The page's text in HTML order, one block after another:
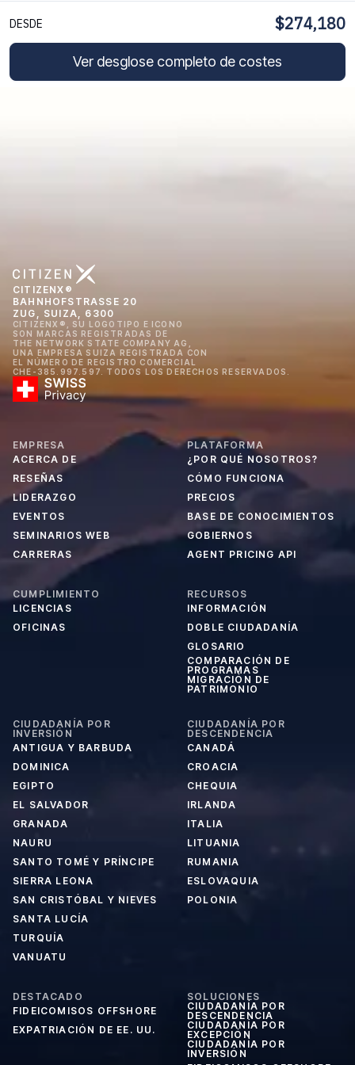
DESDE $274,180
Ver desglose completo de costes
CITIZENX®
BAHNHOFSTRASSE 20
ZUG, SUIZA, 6300
CITIZENX®, SU LOGOTIPO E ICONO
SON MARCAS REGISTRADAS DE
THE NETWORK STATE COMPANY AG,
UNA EMPRESA SUIZA REGISTRADA CON
EL NÚMERO DE REGISTRO COMERCIAL
CHE-385.997.597. TODOS LOS DERECHOS RESERVADOS.
EMPRESA
ACERCA DE
RESEÑAS
LIDERAZGO
EVENTOS
SEMINARIOS WEB
CARRERAS
PLATAFORMA
¿POR QUÉ NOSOTROS?
CÓMO FUNCIONA
PRECIOS
BASE DE CONOCIMIENTOS
GOBIERNOS
AGENT PRICING API
CUMPLIMIENTO
LICENCIAS
OFICINAS
RECURSOS
INFORMACIÓN
DOBLE CIUDADANÍA
GLOSARIO
COMPARACIÓN DE
PROGRAMAS
MIGRACIÓN DE
PATRIMONIO
CIUDADANÍA POR
INVERSIÓN
ANTIGUA Y BARBUDA
DOMINICA
EGIPTO
EL SALVADOR
GRANADA
NAURU
SANTO TOMÉ Y PRÍNCIPE
SIERRA LEONA
SAN CRISTÓBAL Y NIEVES
SANTA LUCÍA
TURQUÍA
VANUATU
CIUDADANÍA POR
DESCENDENCIA
CANADÁ
CROACIA
CHEQUIA
IRLANDA
ITALIA
LITUANIA
RUMANIA
ESLOVAQUIA
POLONIA
DESTACADO
FIDEICOMISOS OFFSHORE
EXPATRIACIÓN DE EE. UU.
SOLUCIONES
CIUDADANÍA POR
DESCENDENCIA
CIUDADANÍA POR
EXCEPCIÓN
CIUDADANÍA POR
INVERSIÓN